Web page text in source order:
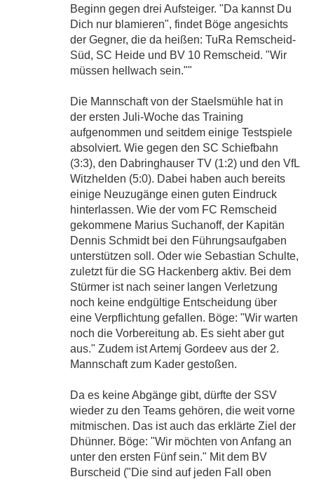
Beginn gegen drei Aufsteiger. "Da kannst Du
Dich nur blamieren", findet Böge angesichts
der Gegner, die da heißen: TuRa Remscheid-
Süd, SC Heide und BV 10 Remscheid. "Wir
müssen hellwach sein.""
Die Mannschaft von der Staelsmühle hat in
der ersten Juli-Woche das Training
aufgenommen und seitdem einige Testspiele
absolviert. Wie gegen den SC Schiefbahn
(3:3), den Dabringhauser TV (1:2) und den VfL
Witzhelden (5:0). Dabei haben auch bereits
einige Neuzugänge einen guten Eindruck
hinterlassen. Wie der vom FC Remscheid
gekommene Marius Suchanoff, der Kapitän
Dennis Schmidt bei den Führungsaufgaben
unterstützen soll. Oder wie Sebastian Schulte,
zuletzt für die SG Hackenberg aktiv. Bei dem
Stürmer ist nach seiner langen Verletzung
noch keine endgültige Entscheidung über
eine Verpflichtung gefallen. Böge: "Wir warten
noch die Vorbereitung ab. Es sieht aber gut
aus." Zudem ist Artemj Gordeev aus der 2.
Mannschaft zum Kader gestoßen.
Da es keine Abgänge gibt, dürfte der SSV
wieder zu den Teams gehören, die weit vorne
mitmischen. Das ist auch das erklärte Ziel der
Dhünner. Böge: "Wir möchten von Anfang an
unter den ersten Fünf sein." Mit dem BV
Burscheid ("Die sind auf jeden Fall oben